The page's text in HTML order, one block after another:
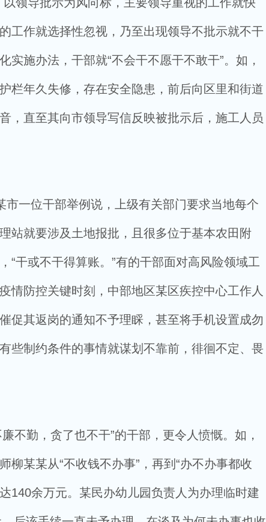
工作就选择性忽视，乃至出现领导不批示就不干
施办法，干部就“不会干不愿干不敢干”。如，
栏年久失修，存在安全隐患，前后向区里和街道
，直至其向市领导写信反映被批示后，施工人员
一位干部举例说，上级有关部门要求当地每个
站就要涉及土地报批，且很多位于基本农田附
“干或不干得算账。”有的干部面对高风险领域工
情防控关键时刻，中部地区某区疾控中心工作人
促其返岗的通知不予理睬，甚至将手机设置成勿
些制约条件的事情就谋划不靠前，徘徊不定、畏
不勤，贪了也不干”的干部，更令人愤慨。如，
柳某某从“不收钱不办事”，再到“办不办事都收
140余万元。某民办幼儿园负责人为办理临时建